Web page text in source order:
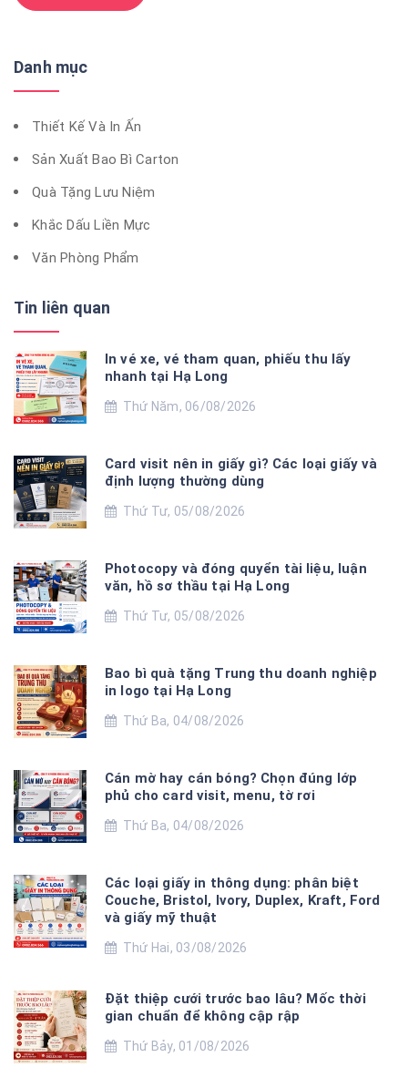
Danh mục
Thiết Kế Và In Ấn
Sản Xuất Bao Bì Carton
Quà Tặng Lưu Niệm
Khắc Dấu Liền Mực
Văn Phòng Phẩm
Tin liên quan
In vé xe, vé tham quan, phiếu thu lấy
nhanh tại Hạ Long
Thứ Năm, 06/08/2026
Card visit nên in giấy gì? Các loại giấy và
định lượng thường dùng
Thứ Tư, 05/08/2026
Photocopy và đóng quyển tài liệu, luận
văn, hồ sơ thầu tại Hạ Long
Thứ Tư, 05/08/2026
Bao bì quà tặng Trung thu doanh nghiệp
in logo tại Hạ Long
Thứ Ba, 04/08/2026
Cán mờ hay cán bóng? Chọn đúng lớp
phủ cho card visit, menu, tờ rơi
Thứ Ba, 04/08/2026
Các loại giấy in thông dụng: phân biệt
Couche, Bristol, Ivory, Duplex, Kraft, Ford
và giấy mỹ thuật
Thứ Hai, 03/08/2026
Đặt thiệp cưới trước bao lâu? Mốc thời
gian chuẩn để không cập rập
Thứ Bảy, 01/08/2026